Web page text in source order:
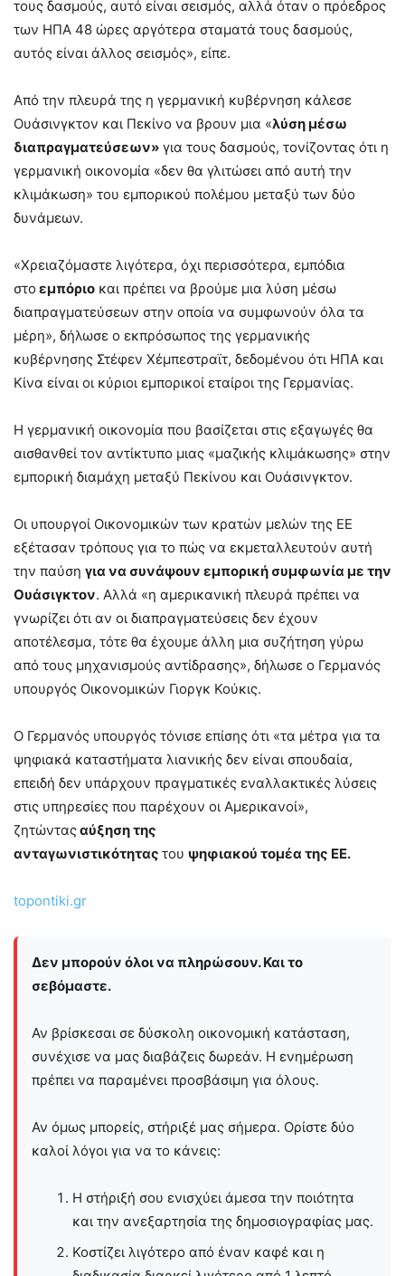
τους δασμούς, αυτό είναι σεισμός, αλλά όταν ο πρόεδρος
των ΗΠΑ 48 ώρες αργότερα σταματά τους δασμούς,
αυτός είναι άλλος σεισμός», είπε.
Από την πλευρά της η γερμανική κυβέρνηση κάλεσε
Ουάσινγκτον και Πεκίνο να βρουν μια «λύση μέσω
διαπραγματεύσεων» για τους δασμούς, τονίζοντας ότι η
γερμανική οικονομία «δεν θα γλιτώσει από αυτή την
κλιμάκωση» του εμπορικού πολέμου μεταξύ των δύο
δυνάμεων.
«Χρειαζόμαστε λιγότερα, όχι περισσότερα, εμπόδια
στο εμπόριο και πρέπει να βρούμε μια λύση μέσω
διαπραγματεύσεων στην οποία να συμφωνούν όλα τα
μέρη», δήλωσε ο εκπρόσωπος της γερμανικής
κυβέρνησης Στέφεν Χέμπεστραϊτ, δεδομένου ότι ΗΠΑ και
Κίνα είναι οι κύριοι εμπορικοί εταίροι της Γερμανίας.
Η γερμανική οικονομία που βασίζεται στις εξαγωγές θα
αισθανθεί τον αντίκτυπο μιας «μαζικής κλιμάκωσης» στην
εμπορική διαμάχη μεταξύ Πεκίνου και Ουάσινγκτον.
Οι υπουργοί Οικονομικών των κρατών μελών της ΕΕ
εξέτασαν τρόπους για το πώς να εκμεταλλευτούν αυτή
την παύση για να συνάψουν εμπορική συμφωνία με την
Ουάσιγκτον. Αλλά «η αμερικανική πλευρά πρέπει να
γνωρίζει ότι αν οι διαπραγματεύσεις δεν έχουν
αποτέλεσμα, τότε θα έχουμε άλλη μια συζήτηση γύρω
από τους μηχανισμούς αντίδρασης», δήλωσε ο Γερμανός
υπουργός Οικονομικών Γιοργκ Κούκις.
Ο Γερμανός υπουργός τόνισε επίσης ότι «τα μέτρα για τα
ψηφιακά καταστήματα λιανικής δεν είναι σπουδαία,
επειδή δεν υπάρχουν πραγματικές εναλλακτικές λύσεις
στις υπηρεσίες που παρέχουν οι Αμερικανοί»,
ζητώνταςαύξηση της
ανταγωνιστικότητας του ψηφιακού τομέα της ΕΕ.
topontiki.gr
Δεν μπορούν όλοι να πληρώσουν. Και το
σεβόμαστε.
Αν βρίσκεσαι σε δύσκολη οικονομική κατάσταση,
συνέχισε να μας διαβάζεις δωρεάν. Η ενημέρωση
πρέπει να παραμένει προσβάσιμη για όλους.
Αν όμως μπορείς, στήριξέ μας σήμερα. Ορίστε δύο
καλοί λόγοι για να το κάνεις:
Η στήριξή σου ενισχύει άμεσα την ποιότητα
και την ανεξαρτησία της δημοσιογραφίας μας.
Κοστίζει λιγότερο από έναν καφέ και η